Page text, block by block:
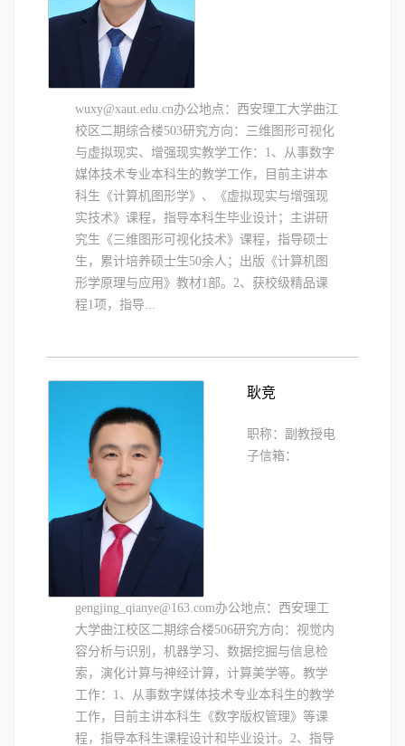
wuxy@xaut.edu.cn办公地点：西安理工大学曲江
校区二期综合楼503研究方向：三维图形可视化
与虚拟现实、增强现实教学工作：1、从事数字
媒体技术专业本科生的教学工作，目前主讲本
科生《计算机图形学》、《虚拟现实与增强现
实技术》课程，指导本科生毕业设计；主讲研
究生《三维图形可视化技术》课程，指导硕士
生，累计培养硕士生50余人；出版《计算机图
形学原理与应用》教材1部。2、获校级精品课
程1项，指导...
耿竞
职称：副教授电
子信箱：
gengjing_qianye@163.com办公地点：西安理工
大学曲江校区二期综合楼506研究方向：视觉内
容分析与识别，机器学习、数据挖掘与信息检
索，演化计算与神经计算，计算美学等。教学
工作：1、从事数字媒体技术专业本科生的教学
工作，目前主讲本科生《数字版权管理》等课
程，指导本科生课程设计和毕业设计。2、指导